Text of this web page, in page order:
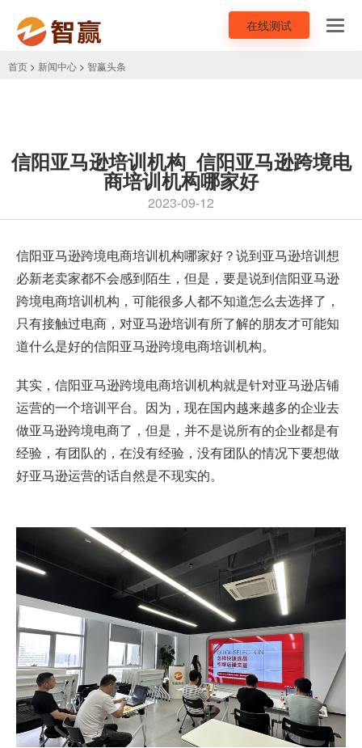
在线测试
首页 > 新闻中心 > 智赢头条
信阳亚马逊培训机构_信阳亚马逊跨境电
商培训机构哪家好
2023-09-12
信阳亚马逊跨境电商培训机构哪家好？说到亚马逊培训想
必新老卖家都不会感到陌生，但是，要是说到信阳亚马逊
跨境电商培训机构，可能很多人都不知道怎么去选择了，
只有接触过电商，对亚马逊培训有所了解的朋友才可能知
道什么是好的信阳亚马逊跨境电商培训机构。
其实，信阳亚马逊跨境电商培训机构就是针对亚马逊店铺
运营的一个培训平台。因为，现在国内越来越多的企业去
做亚马逊跨境电商了，但是，并不是说所有的企业都是有
经验，有团队的，在没有经验，没有团队的情况下要想做
好亚马逊运营的话自然是不现实的。